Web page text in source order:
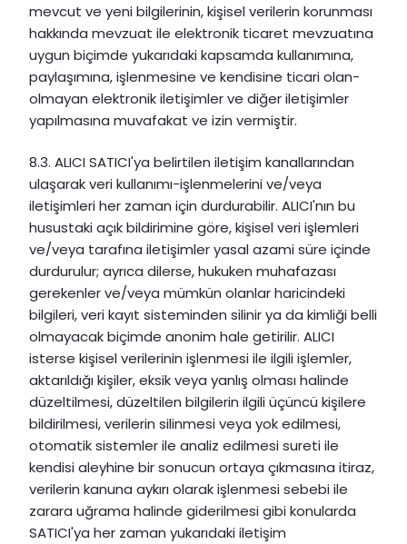
mevcut ve yeni bilgilerinin, kişisel verilerin korunması
hakkında mevzuat ile elektronik ticaret mevzuatına
uygun biçimde yukarıdaki kapsamda kullanımına,
paylaşımına, işlenmesine ve kendisine ticari olan-
olmayan elektronik iletişimler ve diğer iletişimler
yapılmasına muvafakat ve izin vermiştir.
8.3. ALICI SATICI'ya belirtilen iletişim kanallarından
ulaşarak veri kullanımı-işlenmelerini ve/veya
iletişimleri her zaman için durdurabilir. ALICI'nın bu
husustaki açık bildirimine göre, kişisel veri işlemleri
ve/veya tarafına iletişimler yasal azami süre içinde
durdurulur; ayrıca dilerse, hukuken muhafazası
gerekenler ve/veya mümkün olanlar haricindeki
bilgileri, veri kayıt sisteminden silinir ya da kimliği belli
olmayacak biçimde anonim hale getirilir. ALICI
isterse kişisel verilerinin işlenmesi ile ilgili işlemler,
aktarıldığı kişiler, eksik veya yanlış olması halinde
düzeltilmesi, düzeltilen bilgilerin ilgili üçüncü kişilere
bildirilmesi, verilerin silinmesi veya yok edilmesi,
otomatik sistemler ile analiz edilmesi sureti ile
kendisi aleyhine bir sonucun ortaya çıkmasına itiraz,
verilerin kanuna aykırı olarak işlenmesi sebebi ile
zarara uğrama halinde giderilmesi gibi konularda
SATICI'ya her zaman yukarıdaki iletişim